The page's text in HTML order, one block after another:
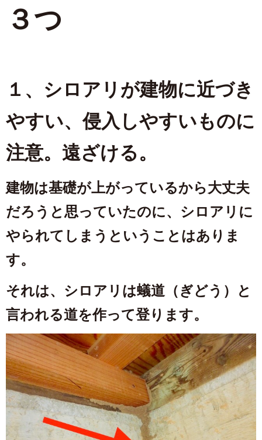
３つ
１、シロアリが建物に近づき
やすい、侵入しやすいものに
注意。遠ざける。
建物は基礎が上がっているから大丈夫
だろうと思っていたのに、シロアリに
やられてしまうということはありま
す。
それは、シロアリは蟻道（ぎどう）と
言われる道を作って登ります。